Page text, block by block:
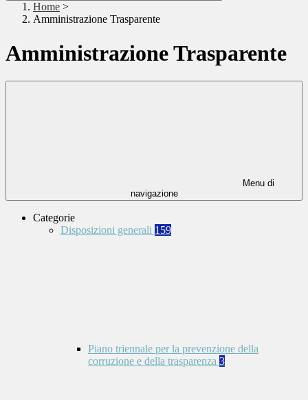
Home >
Amministrazione Trasparente
Amministrazione Trasparente
Menu di
navigazione
Categorie
Disposizioni generali 159
Piano triennale per la prevenzione della
corruzione e della trasparenza 3